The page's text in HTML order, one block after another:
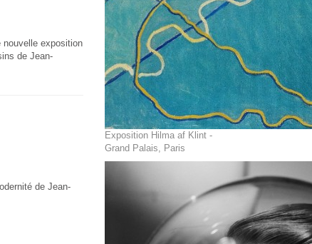
nouvelle exposition
de Jean-
de Jean-
Exposition Hilma af Klint -
Grand Palais, Paris